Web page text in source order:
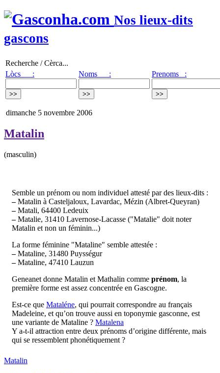
Nos lieux-dits
gascons
Recherche / Cèrca...
Lòcs :
Noms : Prenoms :
dimanche 5 novembre 2006
Matalin
(masculin)
Semble un prénom ou nom individuel attesté par des lieux-dits :
–Matalin à Casteljaloux, Lavardac, Mézin (Albret-Queyran)
–Matali, 64400 Ledeuix
–Matalie, 31410 Lavernose-Lacasse ("Matalie" doit noter
Matalin et non un féminin...)
La forme féminine "Mataline" semble attestée :
–Mataline, 31480 Puysségur
–Mataline, 47410 Lauzun
Geneanet donne Matalin et Mathalin comme prénom, la
première forme est assez concentrée en Gascogne.
Est-ce que Mataléne, qui pourrait correspondre au français
Madeleine, et qu’on trouve aussi en toponymie gasconne, est
une variante de Mataline ? Matalena
Y a-t-il attraction entre deux prénoms d’origine différente, mais
qui se ressemblent phonétiquement ?
Matalin